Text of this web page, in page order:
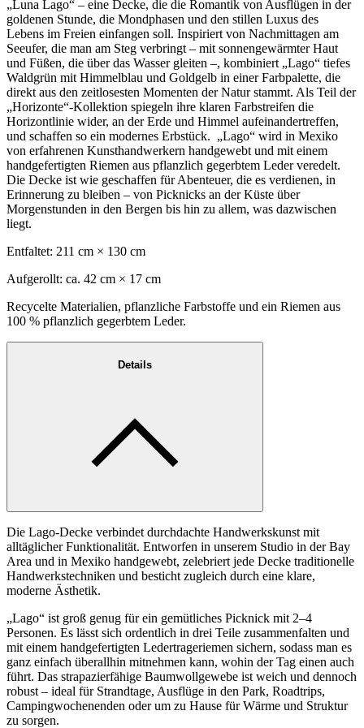
„Luna Lago“ – eine Decke, die die Romantik von Ausflügen in der
goldenen Stunde, die Mondphasen und den stillen Luxus des
Lebens im Freien einfangen soll. Inspiriert von Nachmittagen am
Seeufer, die man am Steg verbringt – mit sonnengewärmter Haut
und Füßen, die über das Wasser gleiten –, kombiniert „Lago“ tiefes
Waldgrün mit Himmelblau und Goldgelb in einer Farbpalette, die
direkt aus den zeitlosesten Momenten der Natur stammt. Als Teil der
„Horizonte“-Kollektion spiegeln ihre klaren Farbstreifen die
Horizontlinie wider, an der Erde und Himmel aufeinandertreffen,
und schaffen so ein modernes Erbstück. „Lago“ wird in Mexiko
von erfahrenen Kunsthandwerkern handgewebt und mit einem
handgefertigten Riemen aus pflanzlich gegerbtem Leder veredelt.
Die Decke ist wie geschaffen für Abenteuer, die es verdienen, in
Erinnerung zu bleiben – von Picknicks an der Küste über
Morgenstunden in den Bergen bis hin zu allem, was dazwischen
liegt.
Entfaltet: 211 cm × 130 cm
Aufgerollt: ca. 42 cm × 17 cm
Recycelte Materialien, pflanzliche Farbstoffe und ein Riemen aus
100 % pflanzlich gegerbtem Leder.
Details
Die Lago-Decke verbindet durchdachte Handwerkskunst mit
alltäglicher Funktionalität. Entworfen in unserem Studio in der Bay
Area und in Mexiko handgewebt, zelebriert jede Decke traditionelle
Handwerkstechniken und besticht zugleich durch eine klare,
moderne Ästhetik.
„Lago“ ist groß genug für ein gemütliches Picknick mit 2–4
Personen. Es lässt sich ordentlich in drei Teile zusammenfalten und
mit einem handgefertigten Ledertrageriemen sichern, sodass man es
ganz einfach überallhin mitnehmen kann, wohin der Tag einen auch
führt. Das strapazierfähige Baumwollgewebe ist weich und dennoch
robust – ideal für Strandtage, Ausflüge in den Park, Roadtrips,
Campingwochenenden oder um zu Hause für Wärme und Struktur
zu sorgen.